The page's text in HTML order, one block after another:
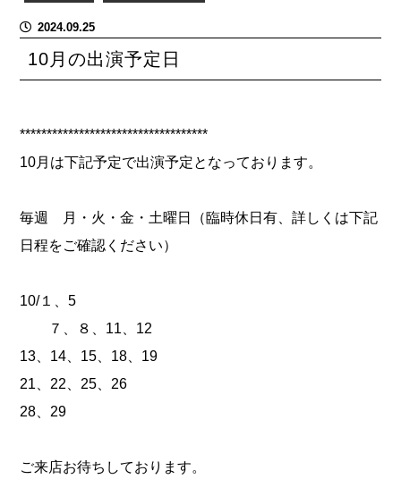
2024.09.25
10月の出演予定日
***********************************
10月は下記予定で出演予定となっております。
毎週 月・火・金・土曜日（臨時休日有、詳しくは下記
日程をご確認ください）
10/１、5
７、８、11、12
13、14、15、18、19
21、22、25、26
28、29
ご来店お待ちしております。